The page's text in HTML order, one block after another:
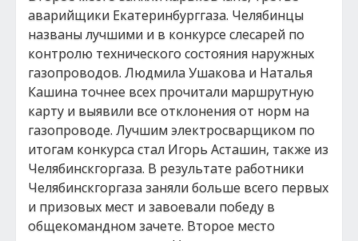
аварийщики Екатеринбурггаза. Челябинцы
названы лучшими и в конкурсе слесарей по
контролю технического состояния наружных
газопроводов. Людмила Ушакова и Наталья
Кашина точнее всех прочитали маршрутную
карту и выявили все отклонения от норм на
газопроводе. Лучшим электросварщиком по
итогам конкурса стал Игорь Асташин, также из
Челябинскгоргаза. В результате работники
Челябинскгоргаза заняли больше всего первых
и призовых мест и завоевали победу в
общекомандном зачете. Второе место